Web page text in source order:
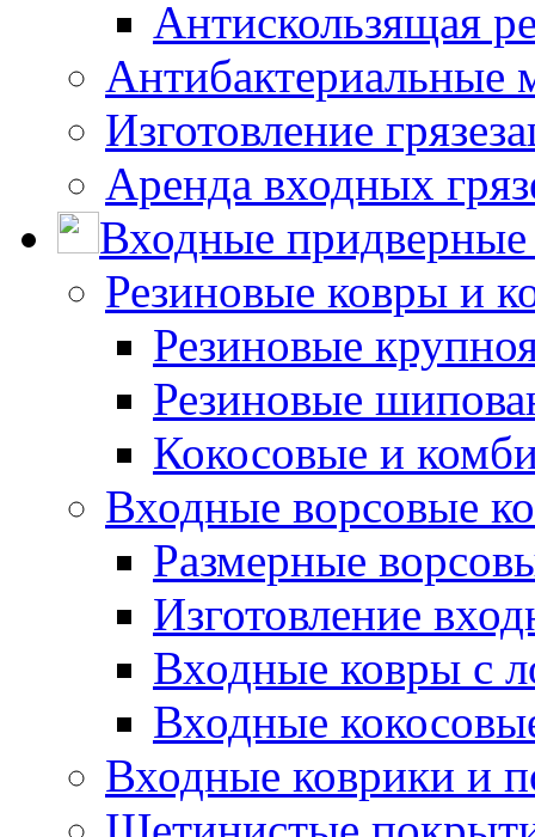
Антискользящая
Антибактериальные
Изготовление
Аренда входных
Входные
Резиновые ковры и
Резиновые
Резиновые
Кокосовые и
Входные ворсовые
Размерные
Изготовление
Входные ковры с
Входные
Входные коврики и